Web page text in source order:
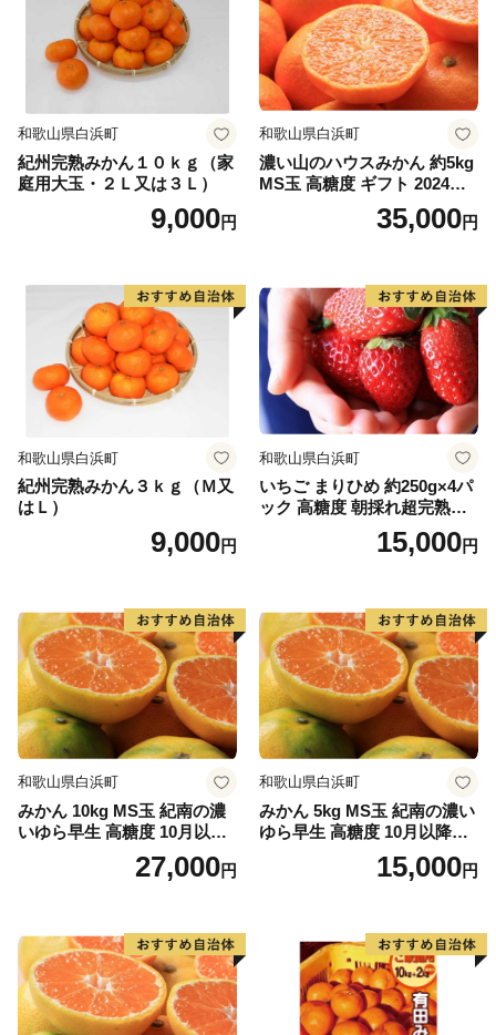
和歌山県白浜町
紀州完熟みかん１０ｋｇ（家
庭用大玉・２Ｌ又は３Ｌ）
9,000円
和歌山県白浜町
濃い山のハウスみかん 約5kg
MS玉 高糖度 ギフト 2024年7
35,000円
和歌山県白浜町
紀州完熟みかん３ｋｇ（Ｍ又
はＬ）
9,000円
和歌山県白浜町
いちご まりひめ 約250g×4パ
ック 高糖度 朝採れ超完熟ま
りひめ 1月以降発送分15,000円
和歌山県白浜町
みかん 10kg MS玉 紀南の濃
いゆら早生 高糖度 10月以降
発送 マルチ被覆栽培27,000円
和歌山県白浜町
みかん 5kg MS玉 紀南の濃い
ゆら早生 高糖度 10月以降発
送 マルチ被覆栽培15,000円